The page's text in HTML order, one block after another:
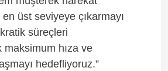
üst seviyeye çıkarmayı
süreçleri
maksimum hıza ve
hedefliyoruz.”